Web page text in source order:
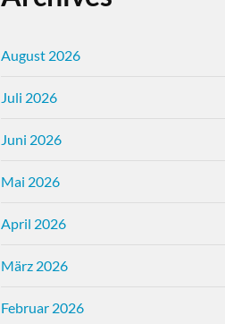
August 2026
Juli 2026
Juni 2026
Mai 2026
April 2026
März 2026
Februar 2026